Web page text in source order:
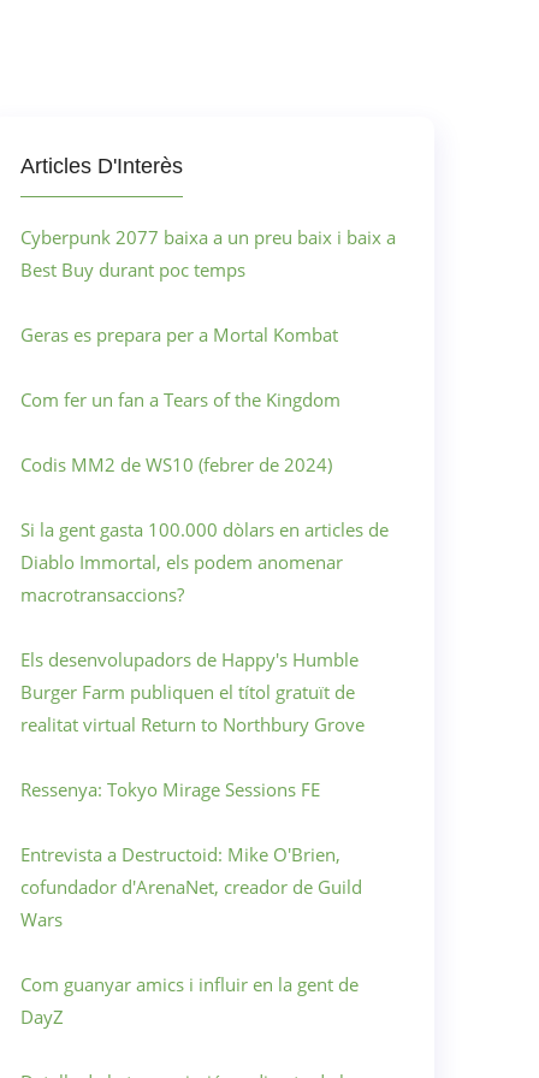
Articles D'Interès
Cyberpunk 2077 baixa a un preu baix i baix a
Best Buy durant poc temps
Geras es prepara per a Mortal Kombat
Com fer un fan a Tears of the Kingdom
Codis MM2 de WS10 (febrer de 2024)
Si la gent gasta 100.000 dòlars en articles de
Diablo Immortal, els podem anomenar
macrotransaccions?
Els desenvolupadors de Happy's Humble
Burger Farm publiquen el títol gratuït de
realitat virtual Return to Northbury Grove
Ressenya: Tokyo Mirage Sessions FE
Entrevista a Destructoid: Mike O'Brien,
cofundador d'ArenaNet, creador de Guild
Wars
Com guanyar amics i influir en la gent de
DayZ